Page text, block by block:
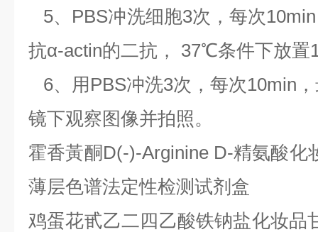
5、PBS冲洗细胞3次，每次
抗α-actin的二抗， 37℃条件下放置
6、用PBS冲洗3次，每次10min
镜下观察图像并拍照。
霍香黃酮D(-)-Arginine D-精氨酸化
薄层色谱法定性检测试剂盒
鸡蛋花甙乙二四乙酸铁钠盐化妆品